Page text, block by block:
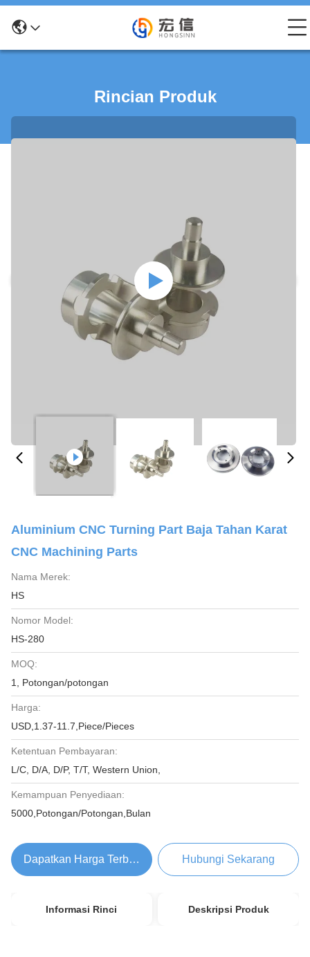
Rincian Produk
Aluminium CNC Turning Part Baja Tahan Karat
CNC Machining Parts
Nama Merek:
HS
Nomor Model:
HS-280
MOQ:
1, Potongan/potongan
Harga:
USD,1.37-11.7,Piece/Pieces
Ketentuan Pembayaran:
L/C, D/A, D/P, T/T, Western Union,
Kemampuan Penyediaan:
5000,Potongan/Potongan,Bulan
Dapatkan Harga Terbaik Hubungi Sekarang
Informasi Rinci Deskripsi Produk